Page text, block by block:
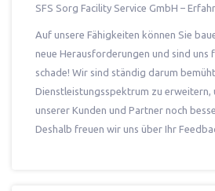
SFS Sorg Facility Service GmbH –
Auf unsere Fähigkeiten können Sie
neue Herausforderungen und sind uns
schade! Wir sind ständig darum
Dienstleistungsspektrum zu erweitern,
unserer Kunden und Partner noch
Deshalb freuen wir uns über Ihr